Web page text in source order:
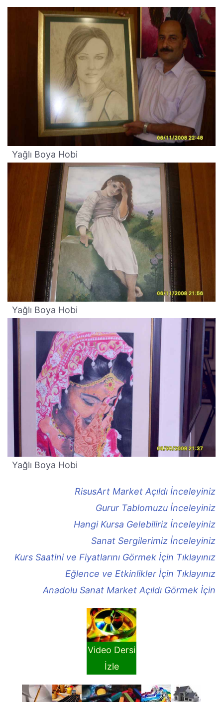
Yağlı Boya Hobi
Yağlı Boya Hobi
Yağlı Boya Hobi
RisusArt Market Açıldı İnceleyiniz
Gurur Tablomuzu İnceleyiniz
Hangi Kursa Gelebiliriz İnceleyiniz
Sanat Sergilerimiz İnceleyiniz
Kurs Saatini ve Fiyatlarını Görmek İçin Tıklayınız
Eğlence ve Etkinlikler İçin Tıklayınız
Anadolu Sanat Market Açıldı Görmek İçin
Video Dersi
İzle